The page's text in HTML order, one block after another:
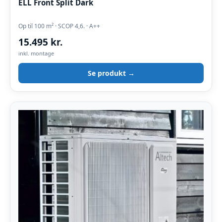
ELL Front Split Dark
Op til 100 m² · SCOP 4,6. · A++
15.495 kr.
inkl. montage
Se produkt →